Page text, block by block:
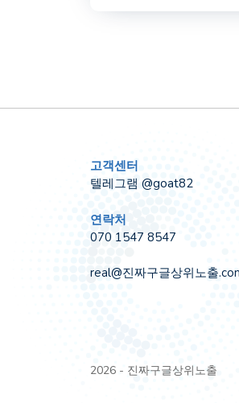
고객센터
텔레그램 @goat82
연락처
070 1547 8547
real@진짜구글상위노출
2026 - 진짜구글상위노출